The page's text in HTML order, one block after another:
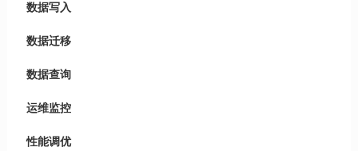
数据写入
数据迁移
数据查询
运维监控
性能调优